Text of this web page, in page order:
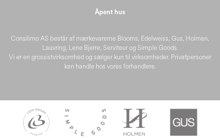
Consilimo AS består af mærkevarerne Blooms, Edelweiss, Gus, Holmen,
Lauvring, Lene Bjerre, Serviteur og Simple Goods.
Vi er en grossistvirksomhed og sælger kun til virksomheder. Privatpersoner
kan handle hos vores forhandlere.
Åpent hus